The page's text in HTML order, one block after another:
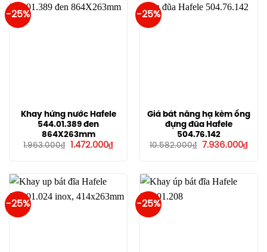
-25%
Khay hứng nước Hafele
544.01.389 đen
864X263mm
1.963.000₫
Giá
1.472.000₫Giá
1.472.000₫.
-25%
Giá bát nâng hạ kèm ống
đựng đũa Hafele
504.76.142
10.582.000₫
Giá
7.936.000₫Giá
-25% -25%